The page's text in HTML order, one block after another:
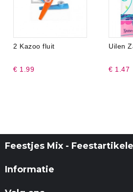
2 Kazoo fluit
€ 1.99
Uilen
€ 1.47
Feestjes Mix -
Informatie